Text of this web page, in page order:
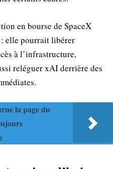
en bourse de SpaceX
elle pourrait libérer
à l’infrastructure,
reléguer xAI derrière des
la page du